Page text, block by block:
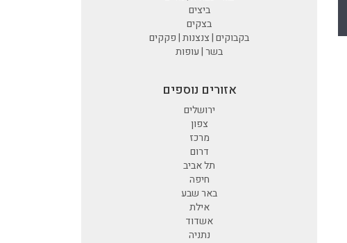
ביצים
בצקים
בקבוקים | צנצנות | פקקים
בשר | עופות
אזורים נוספים
ירושלים
צפון
מרכז
דרום
תל אביב
חיפה
באר שבע
אילת
אשדוד
נתניה